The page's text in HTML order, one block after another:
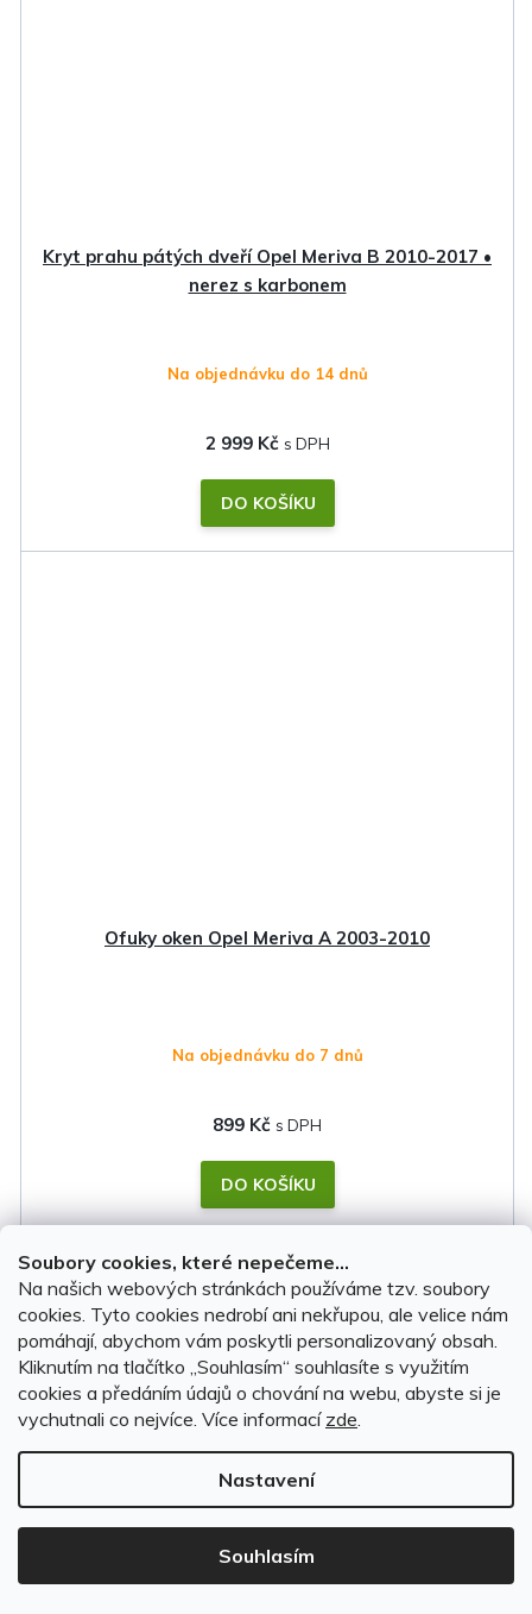
Soubory cookies, které nepečeme...
Na našich webových stránkách používáme tzv. soubory
cookies. Tyto cookies nedrobí ani nekřupou, ale velice nám
pomáhají, abychom vám poskytli personalizovaný obsah.
Kliknutím na tlačítko ,,Souhlasím“ souhlasíte s využitím
cookies a předáním údajů o chování na webu, abyste si je
vychutnali co nejvíce. Více informací zde.
Nastavení
Souhlasím
Kryt prahu pátých dveří Opel Meriva B 2010-2017 •
nerez s karbonem
Na objednávku do 14 dnů
2 999 Kč
DO KOŠÍKU
Ofuky oken Opel Meriva A 2003-2010
Na objednávku do 7 dnů
899 Kč
DO KOŠÍKU